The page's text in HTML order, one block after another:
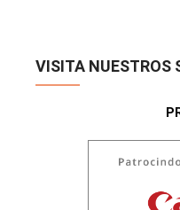
VISITA NUESTROS